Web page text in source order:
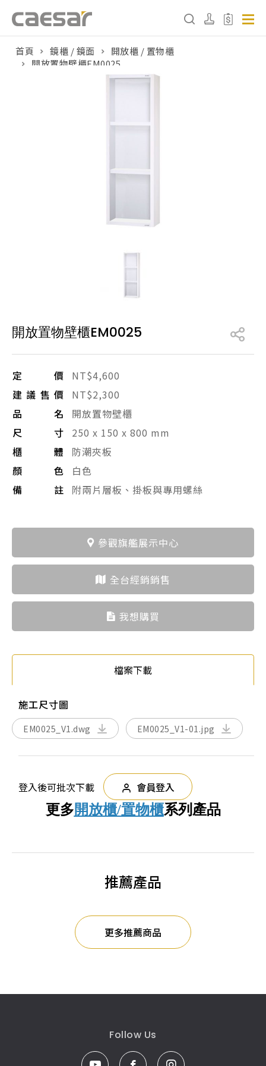
已下架商品
販賣中商品 已下架商品
搜尋產品
首頁 鏡櫃 / 鏡面
開放櫃 / 置物櫃
開放置物壁櫃EM0025
開放置物壁櫃EM0025
定價
NT$4,600
建議售價
NT$2,300
品名
開放置物壁櫃
尺寸
250 x 150 x 800 mm
櫃體
防潮夾板
顏色
白色
備註
附兩片層板、掛板與專用螺絲
參觀旗艦展示中心
全台經銷銷售
我想購買
檔案下載
施工尺寸圖
EM0025_V1.dwg EM0025_V1-01.jpg
登入後可批次下載 會員登入
更多開放櫃/置物櫃系列產品
推薦產品
更多推薦商品
Follow Us